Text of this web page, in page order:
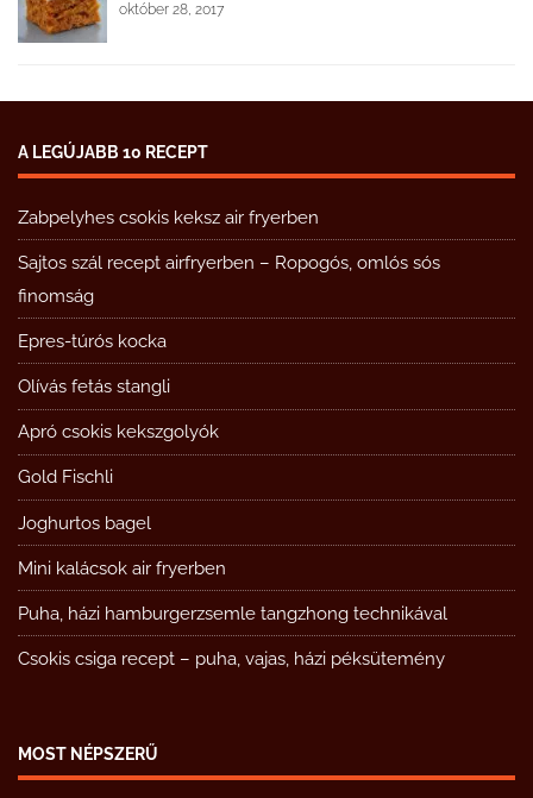
október 28, 2017
A LEGÚJABB 10 RECEPT
Zabpelyhes csokis keksz air fryerben
Sajtos szál recept airfryerben – Ropogós, omlós sós
finomság
Epres-túrós kocka
Olívás fetás stangli
Apró csokis kekszgolyók
Gold Fischli
Joghurtos bagel
Mini kalácsok air fryerben
Puha, házi hamburgerzsemle tangzhong technikával
Csokis csiga recept – puha, vajas, házi péksütemény
MOST NÉPSZERŰ